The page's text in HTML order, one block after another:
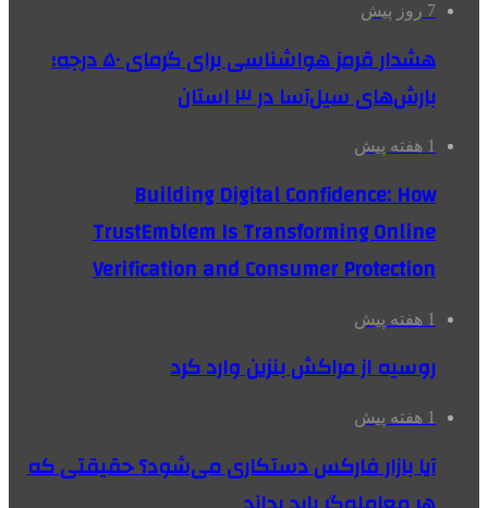
7 روز پیش
هشدار قرمز هواشناسی برای گرمای ۵۰ درجه؛
بارش‌های سیل‌آسا در ۳ استان
1 هفته پیش
Building Digital Confidence: How
TrustEmblem Is Transforming Online
Verification and Consumer Protection
1 هفته پیش
روسیه از مراکش بنزین وارد کرد
1 هفته پیش
آیا بازار فارکس دستکاری می‌شود؟ حقیقتی که